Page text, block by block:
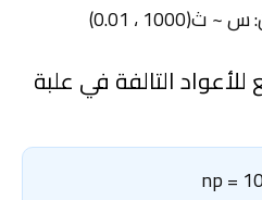
ث(1000 ، 0.01)
التالفة في علبة